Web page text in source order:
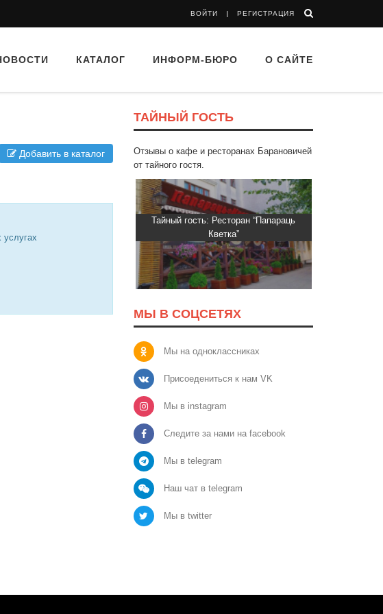
ВОЙТИ РЕГИСТРАЦИЯ
КАТАЛОГ ИНФОРМ-БЮРО О САЙТЕ
Добавить в каталог
ТАЙНЫЙ ГОСТЬ
Отзывы о кафе и ресторанах Барановичей
от тайного гостя.
Тайный гость: Ресторан “Папараць
Кветка”
МЫ В СОЦСЕТЯХ
Мы на одноклассниках
Присоедениться к нам VK
Мы в instagram
Следите за нами на facebook
Мы в telegram
Наш чат в telegram
Мы в twitter